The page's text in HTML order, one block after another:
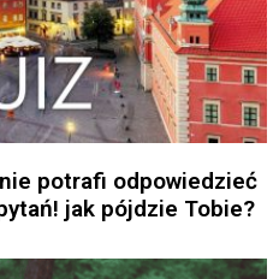
potrafi odpowiedzieć
jak pójdzie Tobie?